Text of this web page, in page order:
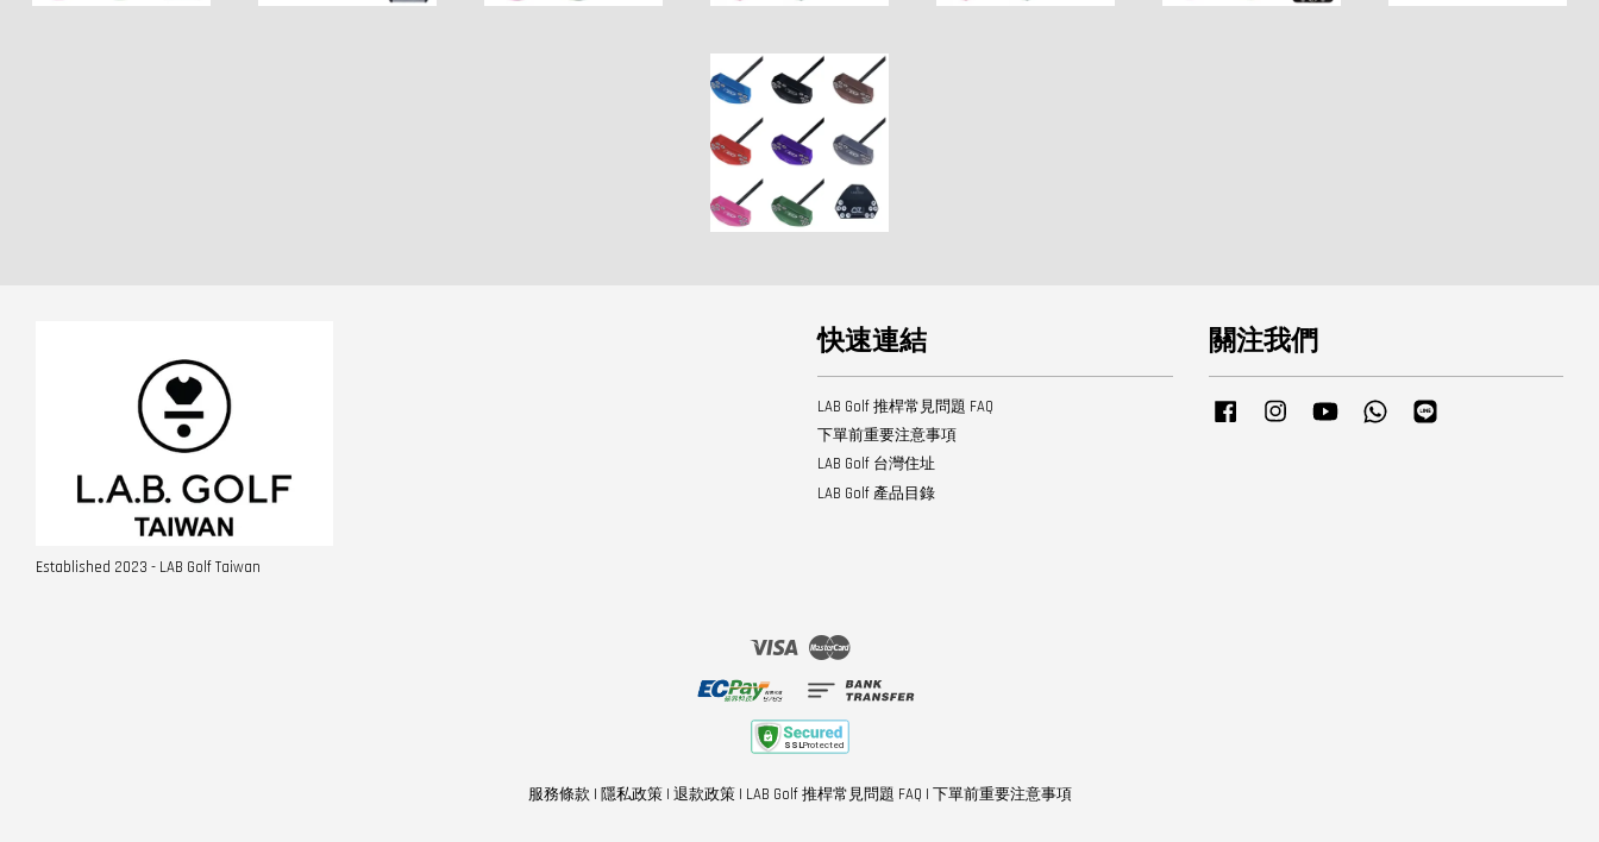
Established 2023 - LAB Golf Taiwan
快速連結
LAB Golf 推桿常見問題 FAQ
下單前重要注意事項
LAB Golf 台灣住址
LAB Golf 產品目錄
關注我們
Facebook InstagramYouTube Whatsapp
Visa Master
服務條款 | 隱私政策| 退款政策| LAB Golf 推桿常見問題 FAQ | 下單前重要注意事項